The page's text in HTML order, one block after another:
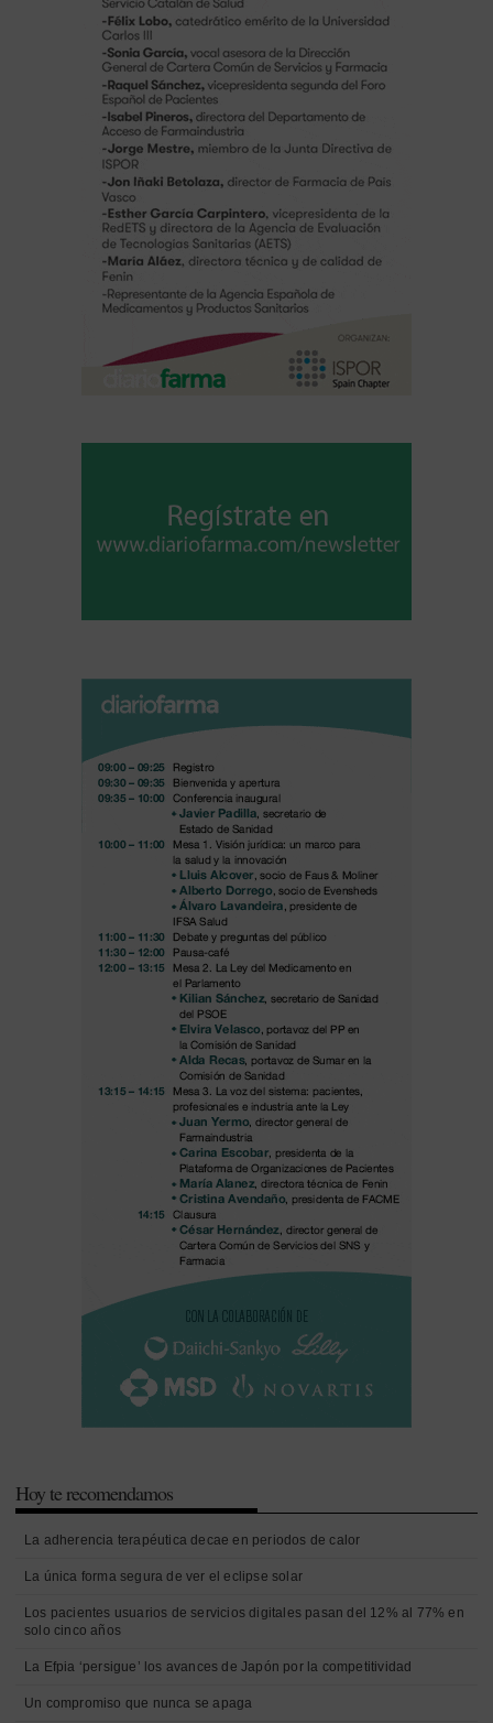
Hoy te recomendamos
La adherencia terapéutica decae en periodos de calor
La única forma segura de ver el eclipse solar
Los pacientes usuarios de servicios digitales pasan del 12% al 77% en
solo cinco años
La Efpia ‘persigue’ los avances de Japón por la competitividad
Un compromiso que nunca se apaga